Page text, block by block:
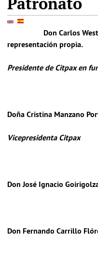
Don Carlos
representación propia.
Presidente de Citpax en
Doña Cristina Manzano
Vicepresidenta Citpax
Don José Ignacio
Don Fernando Carrillo